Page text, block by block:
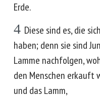
Erde.
4 Diese sind es, die
haben; denn sie sind
Lamme nachfolgen,
den Menschen erkauft
und das Lamm,